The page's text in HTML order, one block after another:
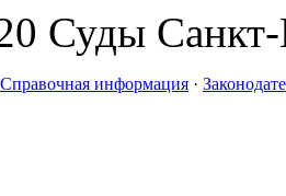
Суды Санкт-
Справочная информация ·